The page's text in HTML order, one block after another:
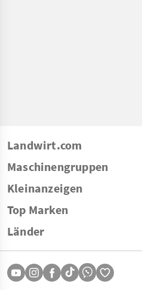
Landwirt.com
Maschinengruppen
Kleinanzeigen
Top Marken
Länder